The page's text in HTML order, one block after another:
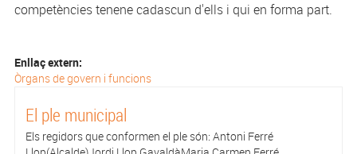
competències tenene cadascun d'ells i qui en forma part.
Enllaç extern:
Òrgans de govern i funcions
El ple municipal
Els regidors que conformen el ple són: Antoni Ferré